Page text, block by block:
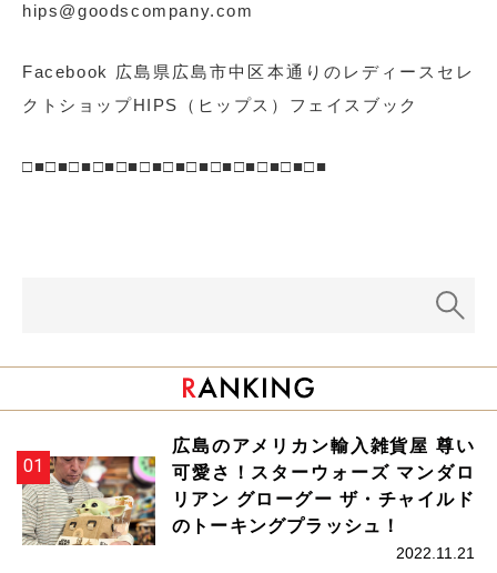
hips@goodscompany.com
Facebook 広島県広島市中区本通りのレディースセレ
クトショップHIPS（ヒップス）フェイスブック
□■□■□■□■□■□■□■□■□■□■□■□■□■
広島のアメリカン輸入雑貨屋 尊い
可愛さ！スターウォーズ マンダロ
リアン グローグー ザ・チャイルド
のトーキングプラッシュ！
2022.11.21